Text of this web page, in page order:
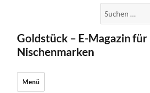
nach:
Goldstück – E-Magazin für
Nischenmarken
Menü